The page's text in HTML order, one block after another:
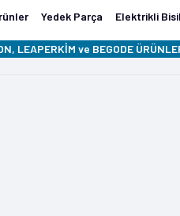
Yedek Parça Elektrikli
LEAPERKİM ve BEGODE